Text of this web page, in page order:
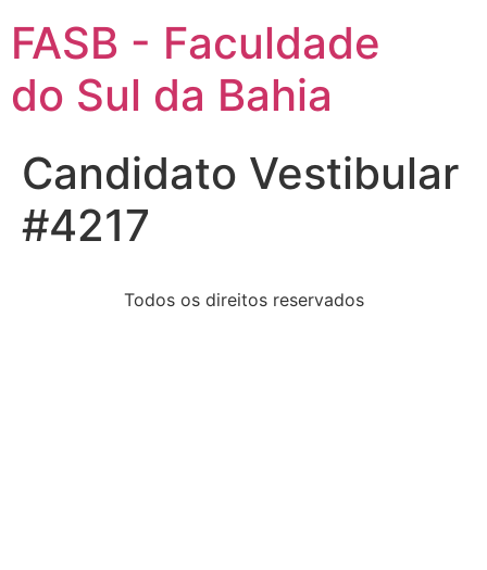
FASB - Faculdade
do Sul da Bahia
Candidato Vestibular
#4217
Todos os direitos reservados